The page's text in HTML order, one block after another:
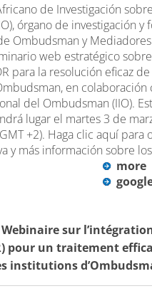
de Investigación
órgano de investigación y
Ombudsman y
web estratégico
para la resolución eficaz de
en colaboración
del Ombudsman (IIO).
lugar el martes 3 de
+2). Haga clic aquí para
y más información sobre
more
sur
pour un traitement
institutions